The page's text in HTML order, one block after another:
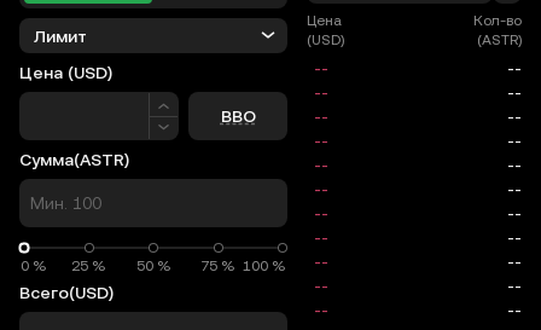
Лимит
Цена (USD)
Цена
BBO
Сумма(ASTR)
0 % 25 % 50 % 75 % 100 %
0 %
Всего(USD)
Цена
(USD)
Кол-во
(ASTR)